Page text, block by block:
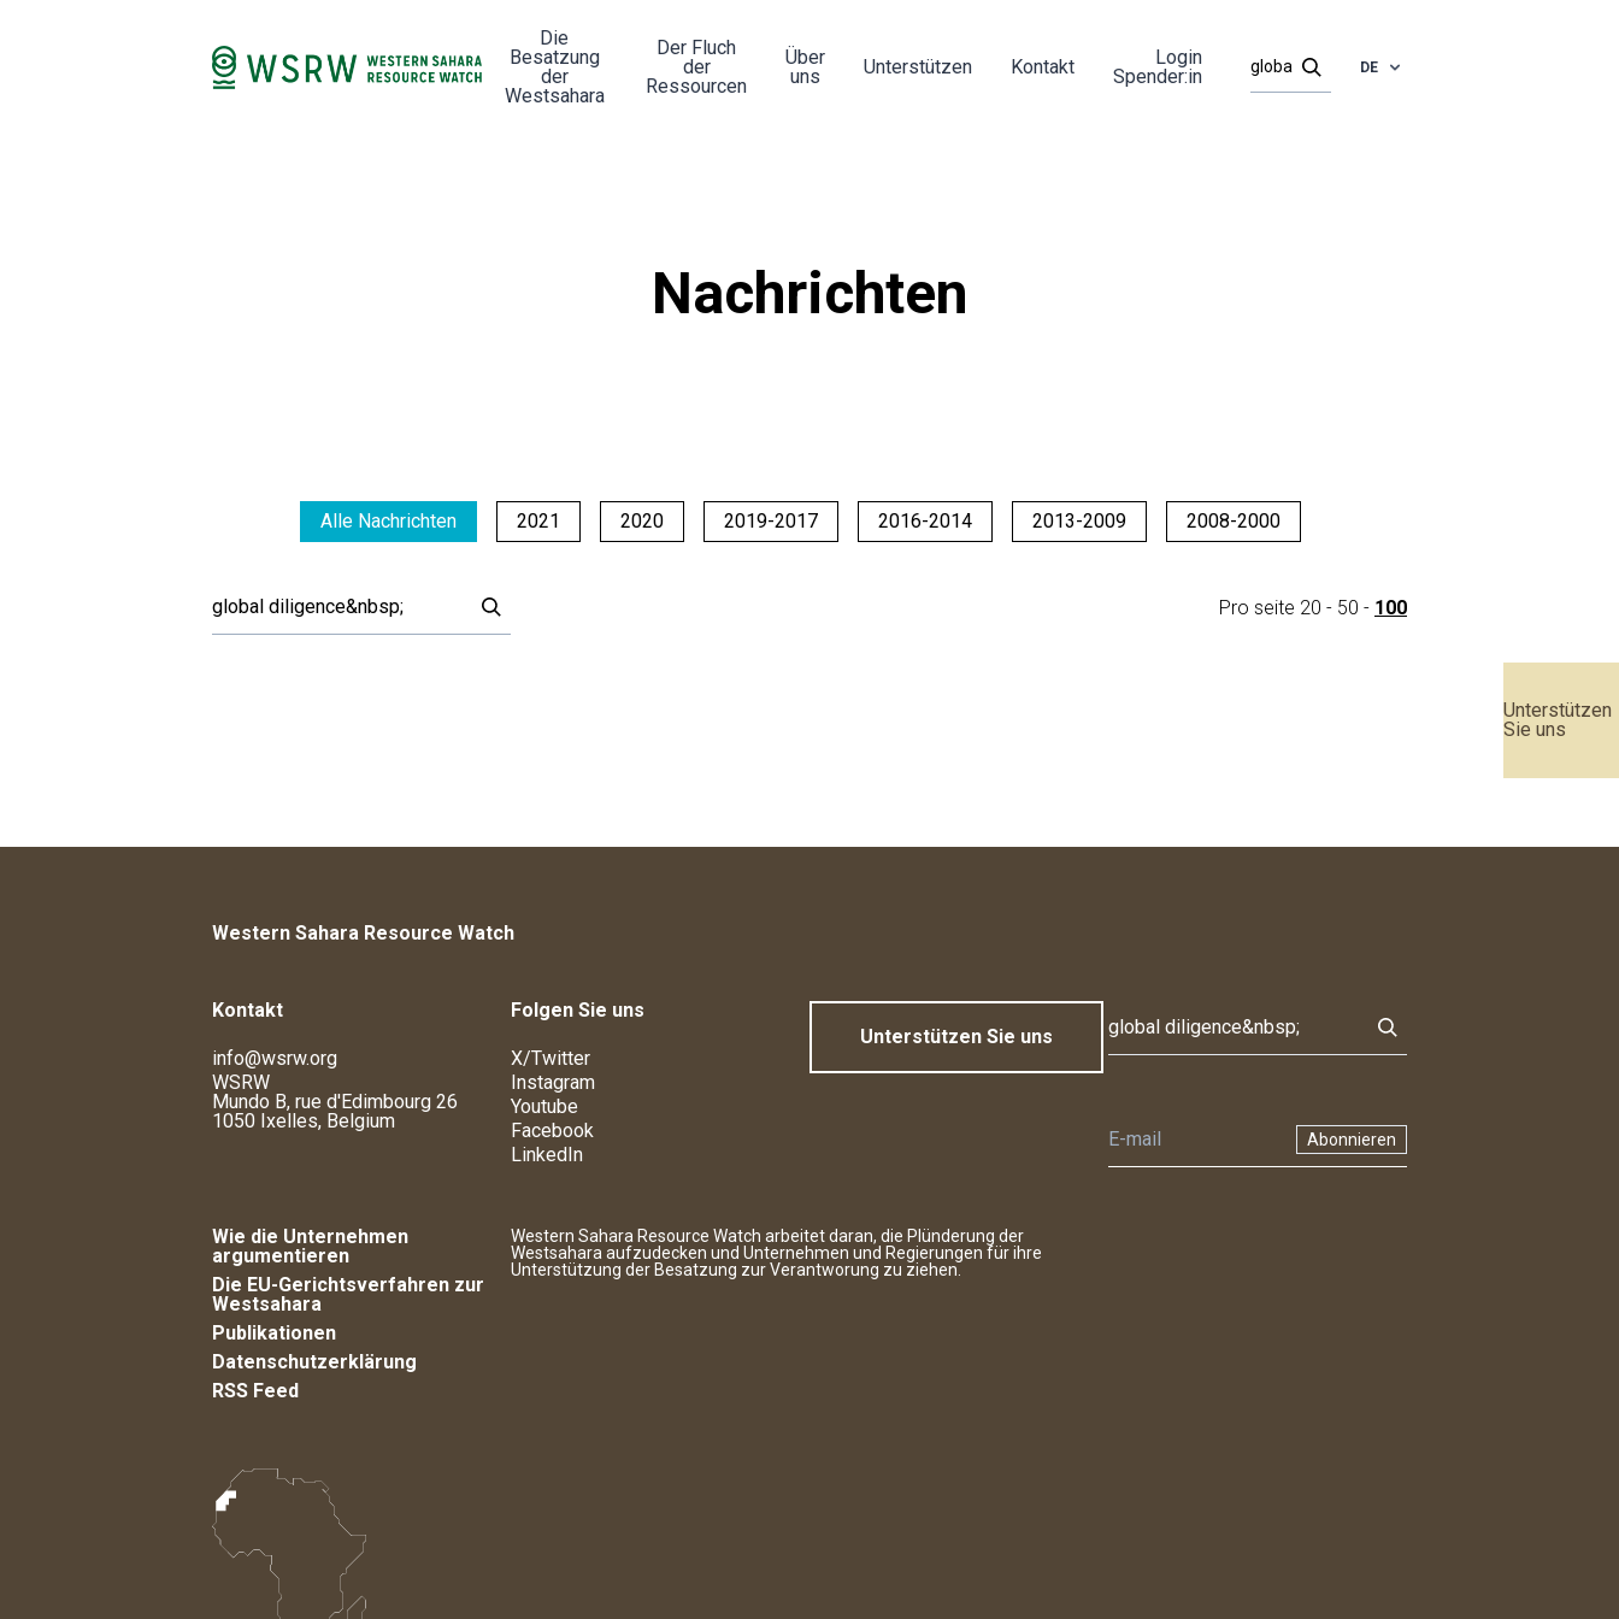
Unterstützen
Sie uns
Die
Besatzung
der
Westsahara
Der Fluch
der
Ressourcen
Über
uns
Unterstützen Kontakt
Login
Spender:in
DE
Nachrichten
Alle Nachrichten 2021 2020 2019-2017 2016-2014 2013-2009 2008-2000
Pro seite 20 - 50 - 100
Western Sahara Resource Watch
Kontakt
info@wsrw.org
WSRW
Mundo B, rue d'Edimbourg 26
1050 Ixelles, Belgium
Folgen Sie uns
X/Twitter
Instagram
Youtube
Facebook
LinkedIn
Unterstützen Sie uns
Abonnieren
Wie die Unternehmen
argumentieren
Die EU-Gerichtsverfahren zur
Westsahara
Publikationen
Datenschutzerklärung
RSS Feed
Western Sahara Resource Watch arbeitet daran, die Plünderung der
Westsahara aufzudecken und Unternehmen und Regierungen für ihre
Unterstützung der Besatzung zur Verantworung zu ziehen.